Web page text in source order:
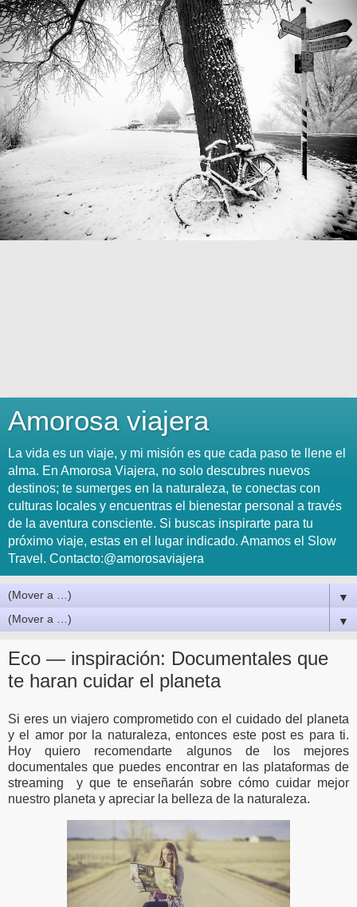
Amorosa viajera
La vida es un viaje, y mi misión es que cada paso te llene el
alma. En Amorosa Viajera, no solo descubres nuevos
destinos; te sumerges en la naturaleza, te conectas con
culturas locales y encuentras el bienestar personal a través
de la aventura consciente. Si buscas inspirarte para tu
próximo viaje, estas en el lugar indicado. Amamos el Slow
Travel. Contacto:@amorosaviajera
▼
▼
Eco — inspiración: Documentales que
te haran cuidar el planeta
Si eres un viajero comprometido con el cuidado del planeta
y el amor por la naturaleza, entonces este post es para ti.
Hoy quiero recomendarte algunos de los mejores
documentales que puedes encontrar en las plataformas de
streaming y que te enseñarán sobre cómo cuidar mejor
nuestro planeta y apreciar la belleza de la naturaleza.